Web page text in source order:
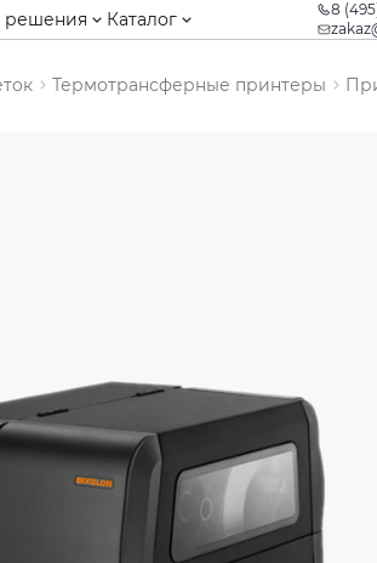
Каталог
8
Термотрансферные принтеры